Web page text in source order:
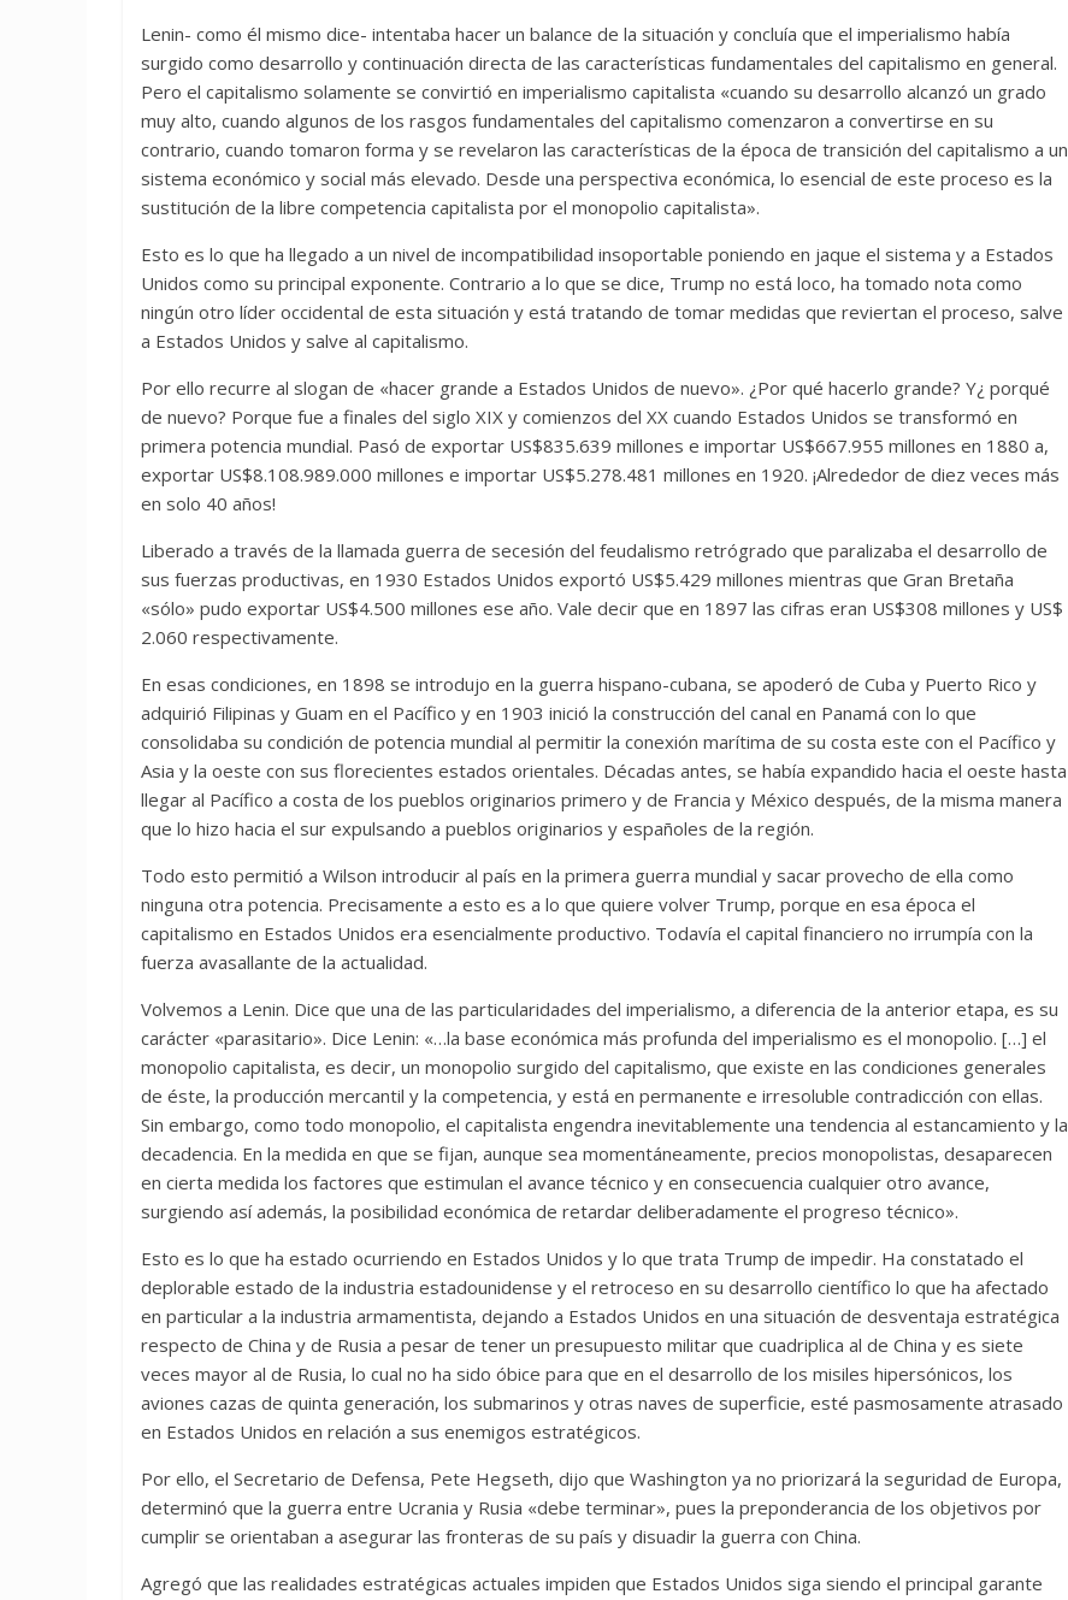
Lenin- como él mismo dice- intentaba hacer un balance de la situación y concluía que el imperialismo había
surgido como desarrollo y continuación directa de las características fundamentales del capitalismo en general.
Pero el capitalismo solamente se convirtió en imperialismo capitalista «cuando su desarrollo alcanzó un grado
muy alto, cuando algunos de los rasgos fundamentales del capitalismo comenzaron a convertirse en su
contrario, cuando tomaron forma y se revelaron las características de la época de transición del capitalismo a un
sistema económico y social más elevado. Desde una perspectiva económica, lo esencial de este proceso es la
sustitución de la libre competencia capitalista por el monopolio capitalista».
Esto es lo que ha llegado a un nivel de incompatibilidad insoportable poniendo en jaque el sistema y a Estados
Unidos como su principal exponente. Contrario a lo que se dice, Trump no está loco, ha tomado nota como
ningún otro líder occidental de esta situación y está tratando de tomar medidas que reviertan el proceso, salve
a Estados Unidos y salve al capitalismo.
Por ello recurre al slogan de «hacer grande a Estados Unidos de nuevo». ¿Por qué hacerlo grande? Y¿ porqué
de nuevo? Porque fue a finales del siglo XIX y comienzos del XX cuando Estados Unidos se transformó en
primera potencia mundial. Pasó de exportar US$835.639 millones e importar US$667.955 millones en 1880 a,
exportar US$8.108.989.000 millones e importar US$5.278.481 millones en 1920. ¡Alrededor de diez veces más
en solo 40 años!
Liberado a través de la llamada guerra de secesión del feudalismo retrógrado que paralizaba el desarrollo de
sus fuerzas productivas, en 1930 Estados Unidos exportó US$5.429 millones mientras que Gran Bretaña
«sólo» pudo exportar US$4.500 millones ese año. Vale decir que en 1897 las cifras eran US$308 millones y US$
2.060 respectivamente.
En esas condiciones, en 1898 se introdujo en la guerra hispano-cubana, se apoderó de Cuba y Puerto Rico y
adquirió Filipinas y Guam en el Pacífico y en 1903 inició la construcción del canal en Panamá con lo que
consolidaba su condición de potencia mundial al permitir la conexión marítima de su costa este con el Pacífico y
Asia y la oeste con sus florecientes estados orientales. Décadas antes, se había expandido hacia el oeste hasta
llegar al Pacífico a costa de los pueblos originarios primero y de Francia y México después, de la misma manera
que lo hizo hacia el sur expulsando a pueblos originarios y españoles de la región.
Todo esto permitió a Wilson introducir al país en la primera guerra mundial y sacar provecho de ella como
ninguna otra potencia. Precisamente a esto es a lo que quiere volver Trump, porque en esa época el
capitalismo en Estados Unidos era esencialmente productivo. Todavía el capital financiero no irrumpía con la
fuerza avasallante de la actualidad.
Volvemos a Lenin. Dice que una de las particularidades del imperialismo, a diferencia de la anterior etapa, es su
carácter «parasitario». Dice Lenin: «…la base económica más profunda del imperialismo es el monopolio. […] el
monopolio capitalista, es decir, un monopolio surgido del capitalismo, que existe en las condiciones generales
de éste, la producción mercantil y la competencia, y está en permanente e irresoluble contradicción con ellas.
Sin embargo, como todo monopolio, el capitalista engendra inevitablemente una tendencia al estancamiento y la
decadencia. En la medida en que se fijan, aunque sea momentáneamente, precios monopolistas, desaparecen
en cierta medida los factores que estimulan el avance técnico y en consecuencia cualquier otro avance,
surgiendo así además, la posibilidad económica de retardar deliberadamente el progreso técnico».
Esto es lo que ha estado ocurriendo en Estados Unidos y lo que trata Trump de impedir. Ha constatado el
deplorable estado de la industria estadounidense y el retroceso en su desarrollo científico lo que ha afectado
en particular a la industria armamentista, dejando a Estados Unidos en una situación de desventaja estratégica
respecto de China y de Rusia a pesar de tener un presupuesto militar que cuadriplica al de China y es siete
veces mayor al de Rusia, lo cual no ha sido óbice para que en el desarrollo de los misiles hipersónicos, los
aviones cazas de quinta generación, los submarinos y otras naves de superficie, esté pasmosamente atrasado
en Estados Unidos en relación a sus enemigos estratégicos.
Por ello, el Secretario de Defensa, Pete Hegseth, dijo que Washington ya no priorizará la seguridad de Europa,
determinó que la guerra entre Ucrania y Rusia «debe terminar», pues la preponderancia de los objetivos por
cumplir se orientaban a asegurar las fronteras de su país y disuadir la guerra con China.
Agregó que las realidades estratégicas actuales impiden que Estados Unidos siga siendo el principal garante